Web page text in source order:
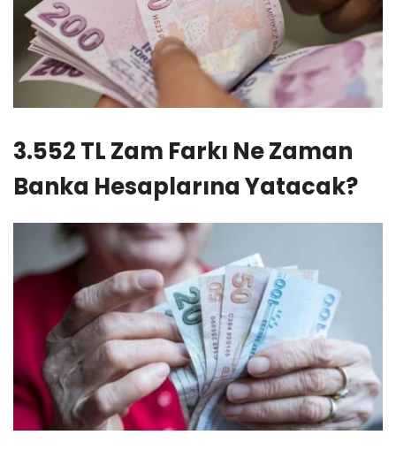
3.552 TL Zam Farkı Ne Zaman
Banka Hesaplarına Yatacak?